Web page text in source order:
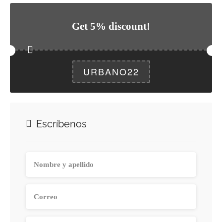
Get 5% discount!
URBANO22
Escríbenos